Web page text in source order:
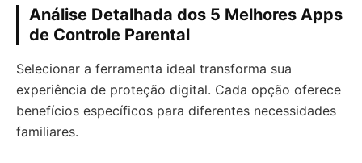
Análise Detalhada dos 5 Melhores Apps
de Controle Parental
Selecionar a ferramenta ideal transforma sua
experiência de proteção digital. Cada opção oferece
benefícios específicos para diferentes necessidades
familiares.